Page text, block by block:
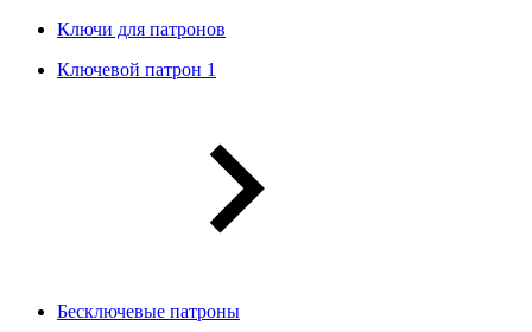
Ключи для патронов
Ключевой патрон 1
Бесключевые патроны